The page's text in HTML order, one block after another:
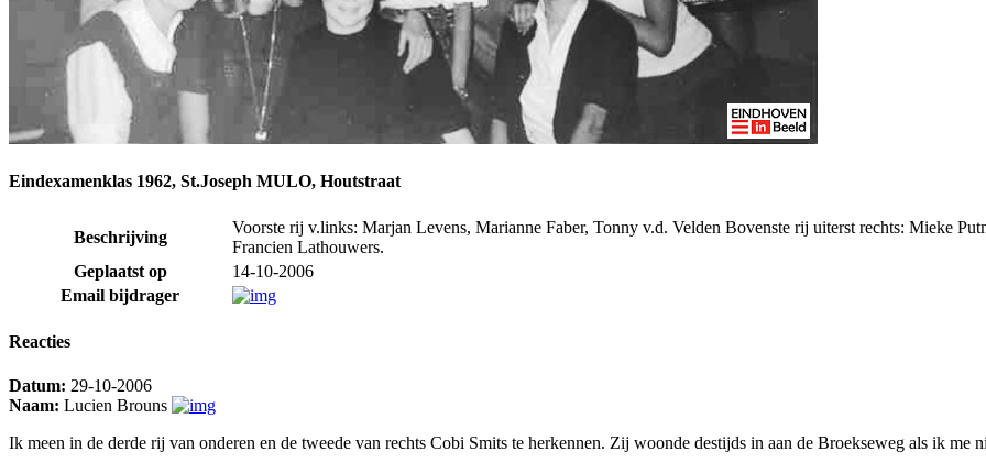
Eindexamenklas 1962, St.Joseph MULO, Houtstraat
Beschrijving
Voorste rij v.links: Marjan Levens, Marianne Faber, Tonny v.d. Velden Bovenste rij uiterst rechts: Mieke
Francien Lathouwers.
Geplaatst op
14-10-2006
Email bijdrager
Reacties
Datum: 29-10-2006
Naam: Lucien Brouns
Ik meen in de derde rij van onderen en de tweede van rechts Cobi Smits te herkennen. Zij woonde destijds in aan de Broekseweg als ik me